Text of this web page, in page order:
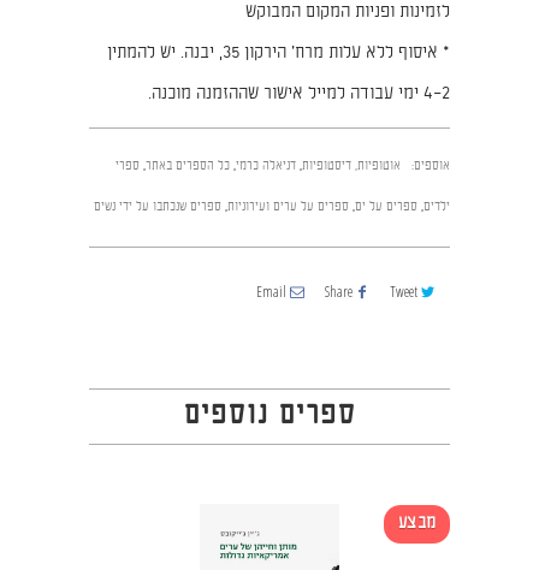
לזמינות ופניות המקום המבוקש
* איסוף ללא עלות מרח׳ הירקון 35, יבנה. יש להמתין
2–4 ימי עבודה למייל אישור שההזמנה מוכנה.
אוספים: אוטופיות, דיסטופיות, דניאלה כרמי, כל הספרים באתר, ספרי
ילדים, ספרים על ים, ספרים על ערים ועירוניות, ספרים שנכתבו על ידי נשים
Tweet
Share
Email
ספרים נוספים
מבצע